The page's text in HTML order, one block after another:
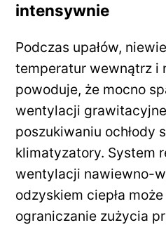
intensywnie
Podczas upałów,
temperatur wewnątrz i
powoduje, że mocno
wentylacji
poszukiwaniu ochłody
klimatyzatory. System
wentylacji nawiewno-
odzyskiem ciepła
ograniczanie zużycia